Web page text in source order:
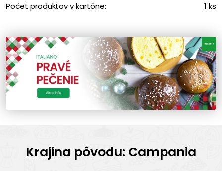
Počet produktov v kartóne: 1 ks
Krajina pôvodu: Campania